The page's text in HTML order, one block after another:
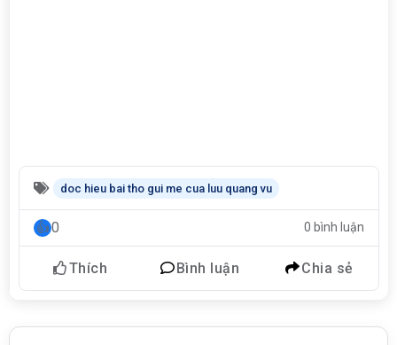
doc hieu bai tho gui me cua luu quang vu
0 0 bình luận
Thích Bình luận Chia sẻ